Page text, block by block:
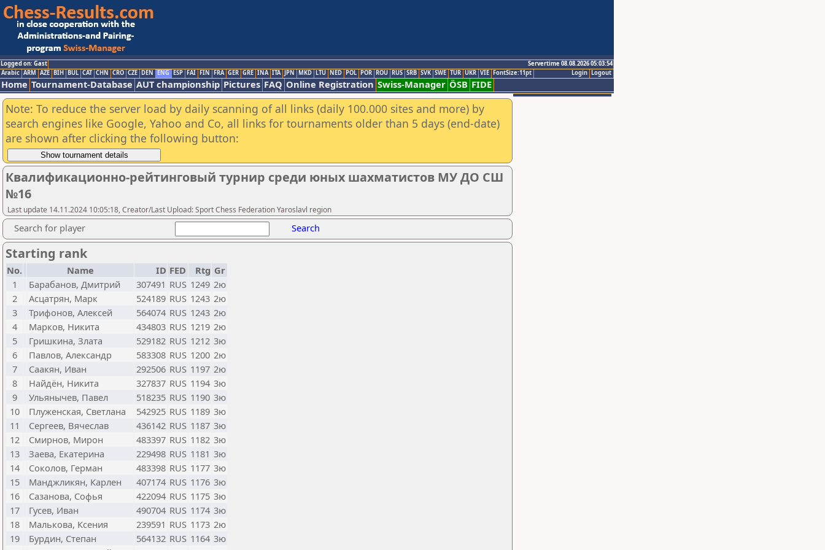
Logged on: Gast
Servertime 08.08.2026 05:03:54
Logout
Login
Arabic ARM AZE BIH BUL CAT CHN CRO CZE DEN ENG ESP FAI FIN FRA GER GRE INA ITA JPN MKD LTU NED POL POR ROU RUS SRB SVK SWE TUR UKR VIE FontSize:11pt
Home Tournament-Database AUT championship Pictures FAQ Online Registration Swiss-Manager ÖSB FIDE
Note: To reduce the server load by daily scanning of all links (daily 100.000 sites and more) by
search engines like Google, Yahoo and Co, all links for tournaments older than 5 days (end-date)
are shown after clicking the following button:
Квалификационно-рейтинговый турнир среди юных шахматистов МУ ДО СШ
№16
Last update 14.11.2024 10:05:18, Creator/Last Upload: Sport Chess Federation Yaroslavl region
Search for player Search
Starting rank
No. Name ID FED Rtg Gr
1
Барабанов, Дмитрий 307491 RUS 1249 2ю
2
Асцатрян, Марк 524189 RUS 1243 2ю
3
Трифонов, Алексей 564074 RUS 1243 2ю
4
Марков, Никита 434803 RUS 1219 2ю
5
Гришкина, Злата 529182 RUS 1212 3ю
6
Павлов, Александр 583308 RUS 1200 2ю
7
Саакян, Иван 292506 RUS 1197 2ю
8
Найдён, Никита 327837 RUS 1194 3ю
9
Ульянычев, Павел 518235 RUS 1190 3ю
10
Плуженская, Светлана 542925 RUS 1189 3ю
11
Сергеев, Вячеслав 436142 RUS 1187 3ю
12
Смирнов, Мирон 483397 RUS 1182 3ю
13
Заева, Екатерина 229498 RUS 1181 3ю
14
Соколов, Герман 483398 RUS 1177 3ю
15
Манджликян, Карлен 407174 RUS 1176 3ю
16
Сазанова, Софья 422094 RUS 1175 3ю
17
Гусев, Иван 490704 RUS 1174 3ю
18
Малькова, Ксения 239591 RUS 1173 2ю
19
Бурдин, Степан 564132 RUS 1164 3ю